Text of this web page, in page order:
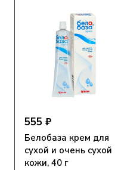
555 ₽
Белобаза крем для
сухой и очень сухой
кожи, 40 г